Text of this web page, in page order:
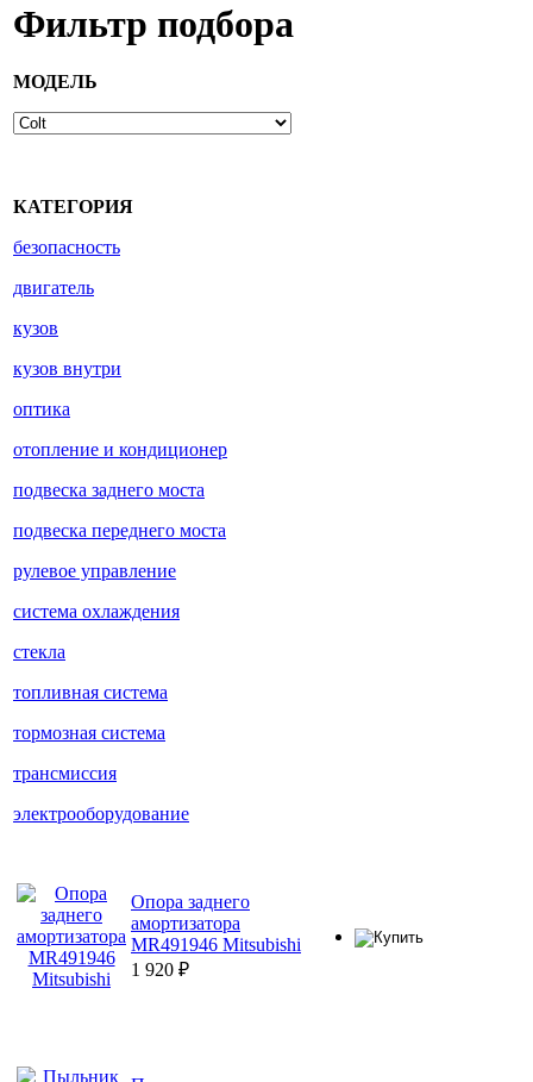
Фильтр подбора
МОДЕЛЬ
КАТЕГОРИЯ
безопасность
двигатель
кузов
кузов внутри
оптика
отопление и кондиционер
подвеска заднего моста
подвеска переднего моста
рулевое управление
система охлаждения
стекла
топливная система
тормозная система
трансмиссия
электрооборудование
Опора заднего
амортизатора
MR491946 Mitsubishi
1 920 ₽